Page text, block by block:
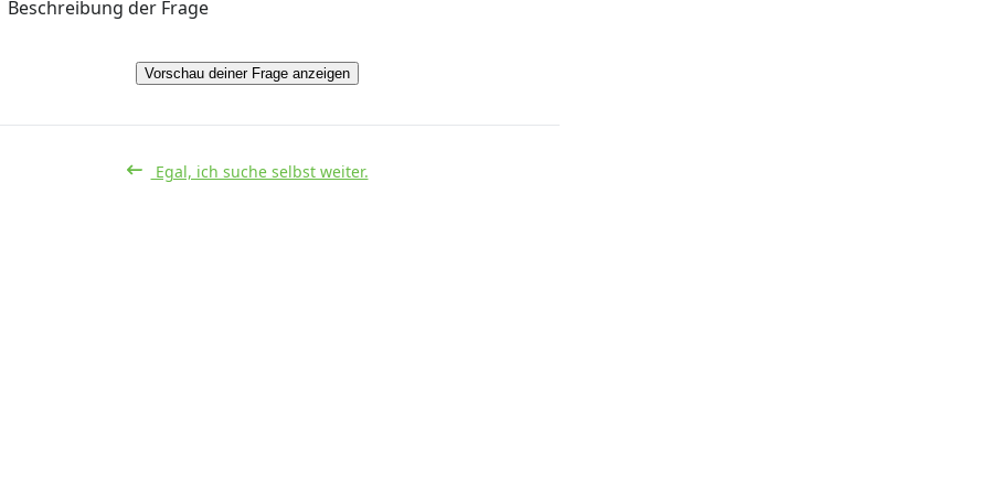
Beschreibung der Frage
Vorschau deiner Frage anzeigen
Egal, ich suche selbst weiter.